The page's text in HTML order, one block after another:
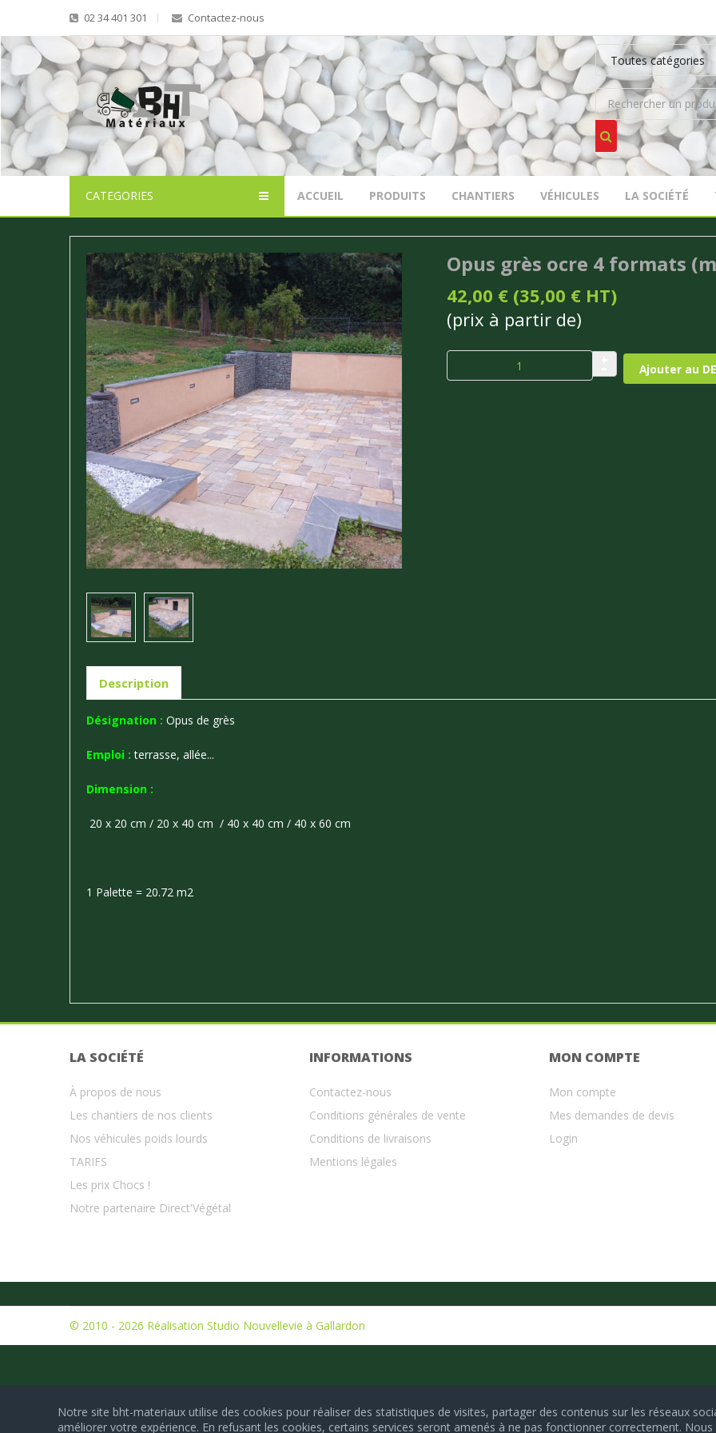
02 34 401 301 Contactez-nous
CATEGORIES ACCUEIL PRODUITS CHANTIERS VÉHICULES LA SOCIÉTÉ
Opus grès ocre 4 formats
42,00 € (35,00 € HT)
(prix à partir de)
Ajouter au
Description
Désignation : Opus de grès
Emploi :terrasse, allée...
Dimension :
20 x 20 cm / 20 x 40 cm / 40 x 40 cm / 40 x 60 cm
1 Palette = 20.72 m2
LA SOCIÉTÉ
À propos de nous
Les chantiers de nos clients
Nos véhicules poids lourds
TARIFS
Les prix Chocs !
Notre partenaire Direct'Végétal
INFORMATIONS
Contactez-nous
Conditions générales de vente
Conditions de livraisons
Mentions légales
MON COMPTE
Mon compte
Mes demandes de devis
Login
Notre site bht-materiaux utilise des cookies pour réaliser des statistiques de visites, partager des contenus sur les réseaux
améliorer votre expérience. En refusant les cookies, certains services seront amenés à ne pas fonctionner correctement.
© 2010 - 2026 Réalisation Studio Nouvellevie à Gallardon